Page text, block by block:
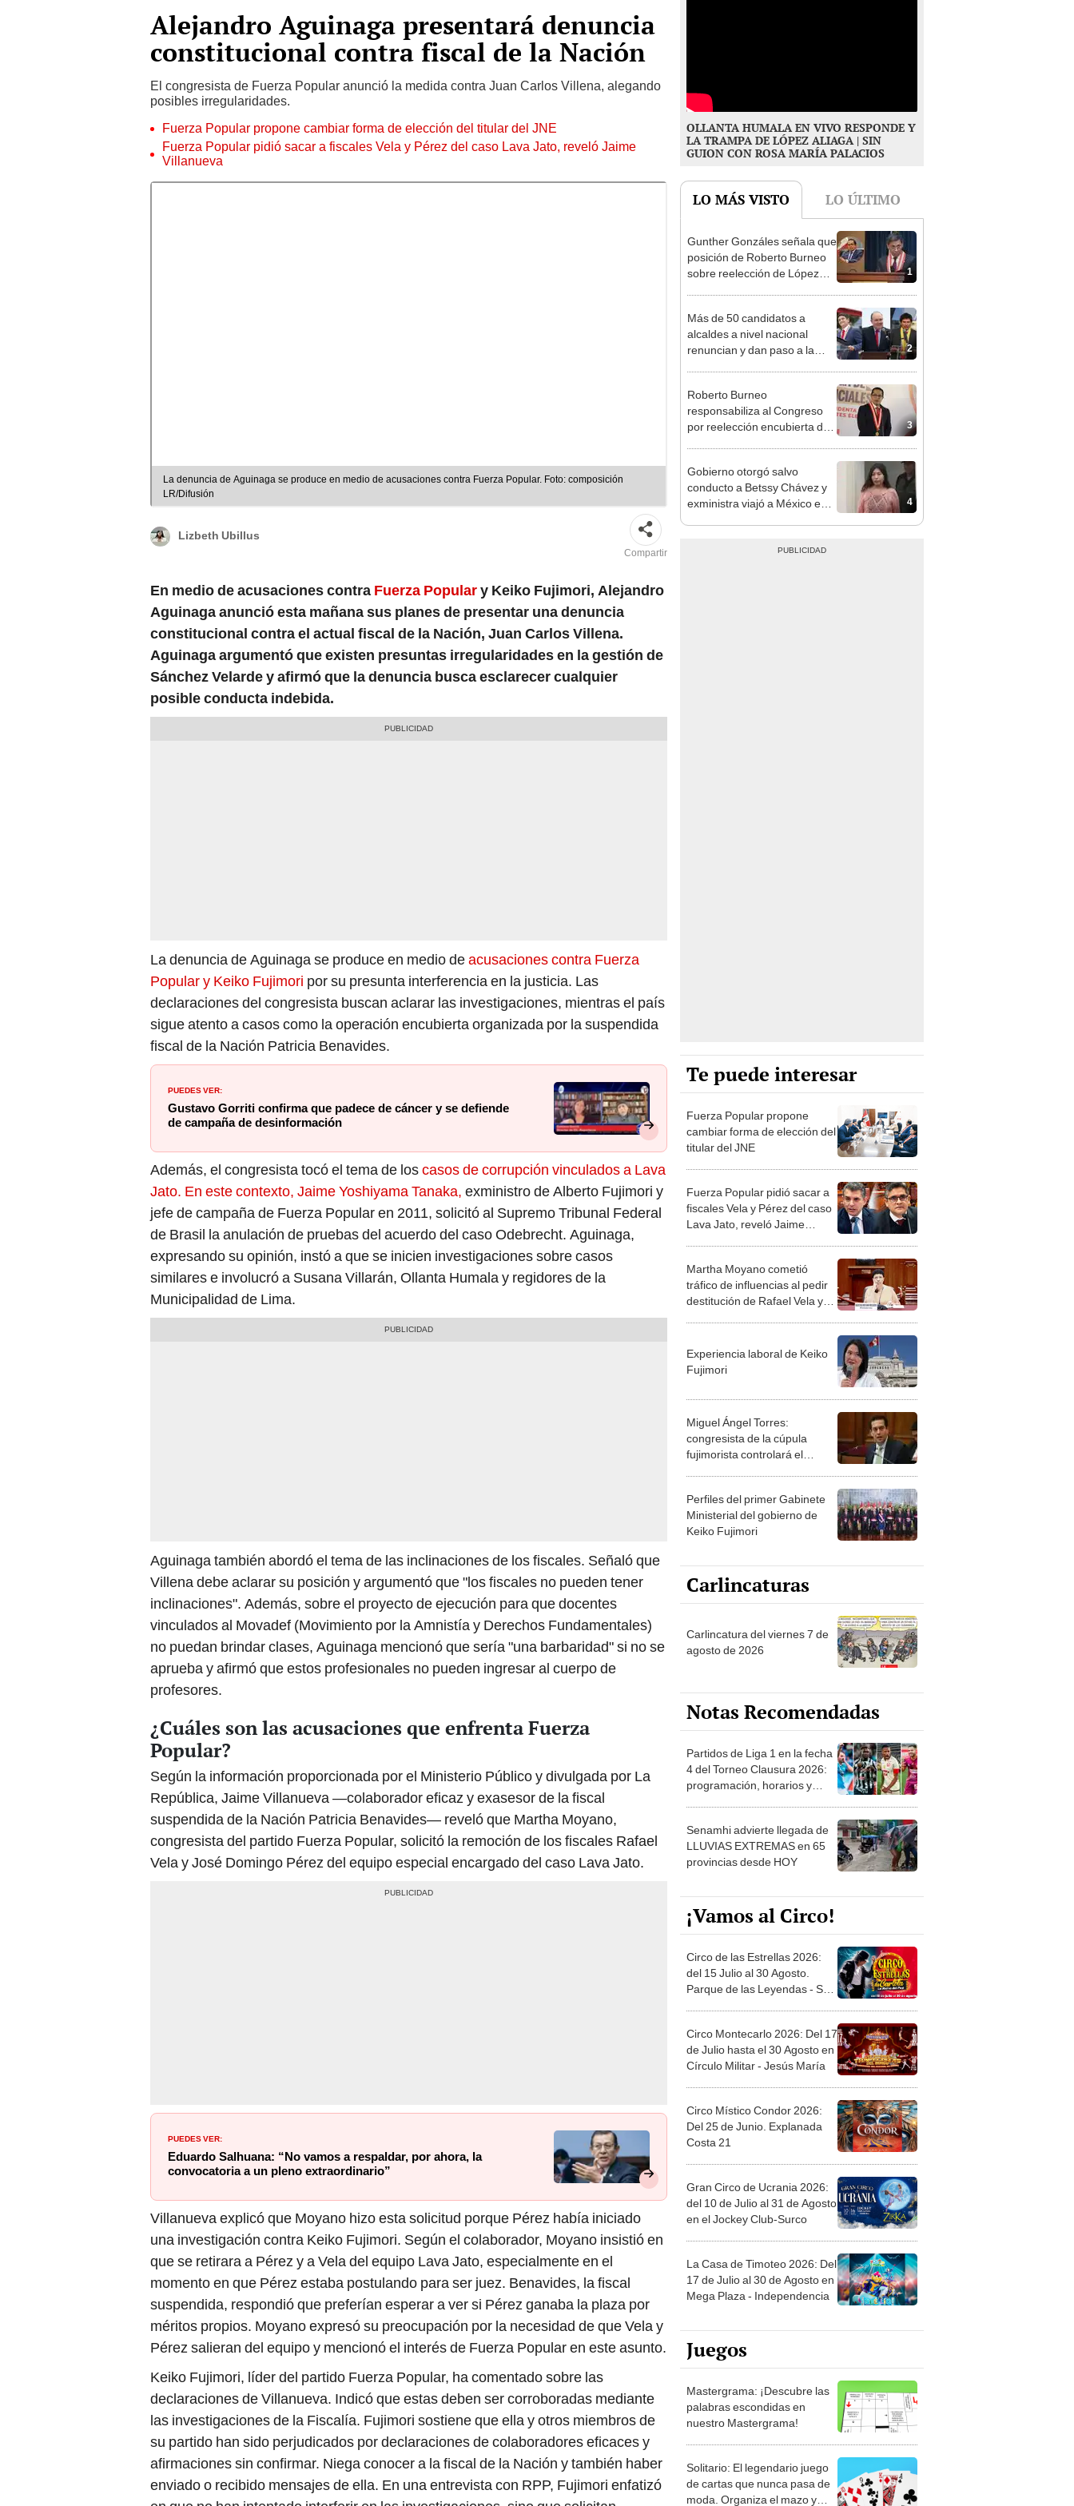
Alejandro Aguinaga presentará denuncia
constitucional contra fiscal de la Nación
El congresista de Fuerza Popular anunció la medida contra Juan Carlos Villena, alegando
posibles irregularidades.
Fuerza Popular propone cambiar forma de elección del titular del JNE
Fuerza Popular pidió sacar a fiscales Vela y Pérez del caso Lava Jato, reveló Jaime
Villanueva
La denuncia de Aguinaga se produce en medio de acusaciones contra Fuerza Popular. Foto: composición
LR/Difusión
Lizbeth Ubillus
Compartir
En medio de acusaciones contra Fuerza Populary Keiko Fujimori, Alejandro
Aguinaga anunció esta mañana sus planes de presentar una denuncia
constitucional contra el actual fiscal de la Nación, Juan Carlos Villena.
Aguinaga argumentó que existen presuntas irregularidades en la gestión de
Sánchez Velarde y afirmó que la denuncia busca esclarecer cualquier
posible conducta indebida.
La denuncia de Aguinaga se produce en medio deacusaciones contra Fuerza
Popular y Keiko Fujimori por su presunta interferencia en la justicia. Las
declaraciones del congresista buscan aclarar las investigaciones, mientras el país
sigue atento a casos como la operación encubierta organizada por la suspendida
fiscal de la Nación Patricia Benavides.
PUEDES VER:
Gustavo Gorriti confirma que padece de cáncer y se defiende
de campaña de desinformación
Además, el congresista tocó el tema de loscasos de corrupción vinculados a Lava
Jato. En este contexto, Jaime Yoshiyama Tanaka, exministro de Alberto Fujimori y
jefe de campaña de Fuerza Popular en 2011, solicitó al Supremo Tribunal Federal
de Brasil la anulación de pruebas del acuerdo del caso Odebrecht. Aguinaga,
expresando su opinión, instó a que se inicien investigaciones sobre casos
similares e involucró a Susana Villarán, Ollanta Humala y regidores de la
Municipalidad de Lima.
Aguinaga también abordó el tema de las inclinaciones de los fiscales. Señaló que
Villena debe aclarar su posición y argumentó que "los fiscales no pueden tener
inclinaciones". Además, sobre el proyecto de ejecución para que docentes
vinculados al Movadef (Movimiento por la Amnistía y Derechos Fundamentales)
no puedan brindar clases, Aguinaga mencionó que sería "una barbaridad" si no se
aprueba y afirmó que estos profesionales no pueden ingresar al cuerpo de
profesores.
¿Cuáles son las acusaciones que enfrenta Fuerza
Popular?
Según la información proporcionada por el Ministerio Público y divulgada por La
República, Jaime Villanueva —colaborador eficaz y exasesor de la fiscal
suspendida de la Nación Patricia Benavides— reveló que Martha Moyano,
congresista del partido Fuerza Popular, solicitó la remoción de los fiscales Rafael
Vela y José Domingo Pérez del equipo especial encargado del caso Lava Jato.
PUEDES VER:
Eduardo Salhuana: “No vamos a respaldar, por ahora, la
convocatoria a un pleno extraordinario”
Villanueva explicó que Moyano hizo esta solicitud porque Pérez había iniciado
una investigación contra Keiko Fujimori. Según el colaborador, Moyano insistió en
que se retirara a Pérez y a Vela del equipo Lava Jato, especialmente en el
momento en que Pérez estaba postulando para ser juez. Benavides, la fiscal
suspendida, respondió que preferían esperar a ver si Pérez ganaba la plaza por
méritos propios. Moyano expresó su preocupación por la necesidad de que Vela y
Pérez salieran del equipo y mencionó el interés de Fuerza Popular en este asunto.
Keiko Fujimori, líder del partido Fuerza Popular, ha comentado sobre las
declaraciones de Villanueva. Indicó que estas deben ser corroboradas mediante
las investigaciones de la Fiscalía. Fujimori sostiene que ella y otros miembros de
su partido han sido perjudicados por declaraciones de colaboradores eficaces y
afirmaciones sin confirmar. Niega conocer a la fiscal de la Nación y también haber
enviado o recibido mensajes de ella. En una entrevista con RPP, Fujimori enfatizó
OLLANTA HUMALA EN VIVO RESPONDE Y
LA TRAMPA DE LÓPEZ ALIAGA | SIN
GUION CON ROSA MARÍA PALACIOS
LO MÁS VISTO LO ÚLTIMO
1
Gunther Gonzáles señala que
posición de Roberto Burneo
sobre reelección de López
2
Más de 50 candidatos a
alcaldes a nivel nacional
renuncian y dan paso a la
3
Roberto Burneo
responsabiliza al Congreso
por reelección encubierta de
4
Gobierno otorgó salvo
conducto a Betssy Chávez y
exministra viajó a México en
Te puede interesar
Fuerza Popular propone
cambiar forma de elección del
titular del JNE
Fuerza Popular pidió sacar a
fiscales Vela y Pérez del caso
Lava Jato, reveló Jaime
Martha Moyano cometió
tráfico de influencias al pedir
destitución de Rafael Vela y
Experiencia laboral de Keiko
Fujimori
Miguel Ángel Torres:
congresista de la cúpula
fujimorista controlará el
Perfiles del primer Gabinete
Ministerial del gobierno de
Keiko Fujimori
Carlincaturas
Carlincatura del viernes 7 de
agosto de 2026
Notas Recomendadas
Partidos de Liga 1 en la fecha
4 del Torneo Clausura 2026:
programación, horarios y
Senamhi advierte llegada de
LLUVIAS EXTREMAS en 65
provincias desde HOY
¡Vamos al Circo!
Circo de las Estrellas 2026:
del 15 Julio al 30 Agosto.
Parque de las Leyendas - San
Circo Montecarlo 2026: Del 17
de Julio hasta el 30 Agosto en
Círculo Militar - Jesús María
Circo Místico Condor 2026:
Del 25 de Junio. Explanada
Costa 21
Gran Circo de Ucrania 2026:
del 10 de Julio al 31 de Agosto
en el Jockey Club-Surco
La Casa de Timoteo 2026: Del
17 de Julio al 30 de Agosto en
Mega Plaza - Independencia
Juegos
Mastergrama: ¡Descubre las
palabras escondidas en
nuestro Mastergrama!
Solitario: El legendario juego
de cartas que nunca pasa de
moda. Organiza el mazo y